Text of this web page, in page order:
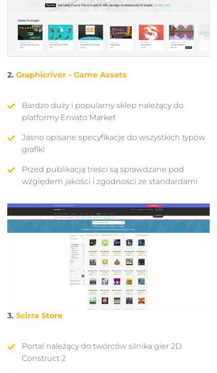
2. Graphicriver - Game Assets
Bardzo duży i popularny sklep należący do
platformy Envato Market
Jasno opisane specyfikacje do wszystkich typów
grafiki
Przed publikacją treści są sprawdzane pod
względem jakości i zgodności ze standardami
3. Scirra Store
Portal należący do twórców silnika gier 2D
Construct 2